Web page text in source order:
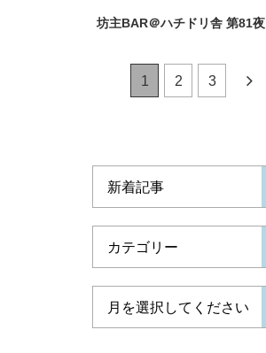
坊主BAR＠ハチドリ舎 第81夜
1 2 3